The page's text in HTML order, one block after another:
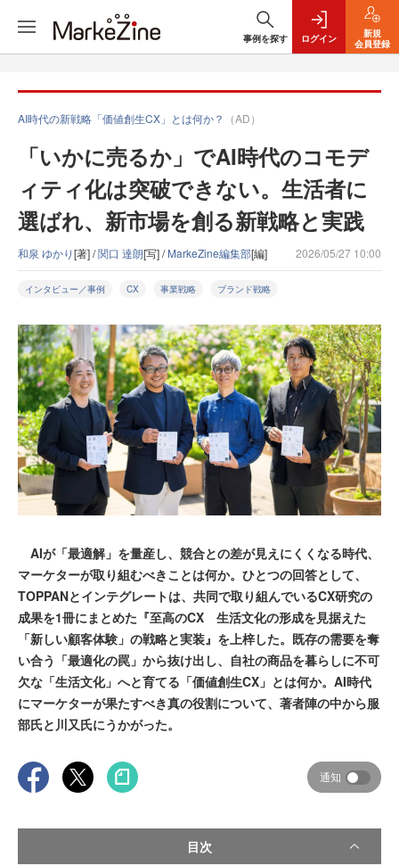
事例を探す ログイン
新規
会員登録
AI時代の新戦略「価値創生CX」とは何か？ （AD）
「いかに売るか」でAI時代のコモデ
ィティ化は突破できない。生活者に
選ばれ、新市場を創る新戦略と実践
和泉 ゆかり[著] /関口 達朗[写] /MarkeZine編集部[編] 2026/05/27 10:00
インタビュー／事例 CX 事業戦略 ブランド戦略
AIが「最適解」を量産し、競合との差が見えにくくなる時代、
マーケターが取り組むべきことは何か。ひとつの回答として、
TOPPANとインテグレートは、共同で取り組んでいるCX研究の
成果を1冊にまとめた『至高のCX 生活文化の形成を見据えた
「新しい顧客体験」の戦略と実装』を上梓した。既存の需要を奪
い合う「最適化の罠」から抜け出し、自社の商品を暮らしに不可
欠な「生活文化」へと育てる「価値創生CX」とは何か。AI時代
にマーケターが果たすべき真の役割について、著者陣の中から服
部氏と川又氏にうかがった。
通知
目次